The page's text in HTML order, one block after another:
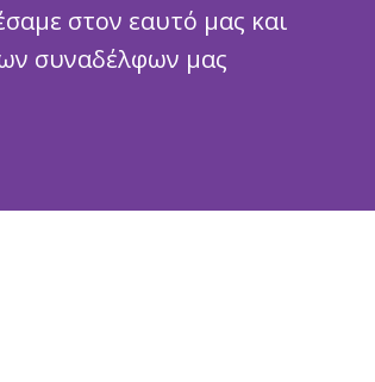
στον εαυτό μας και
συναδέλφων μας